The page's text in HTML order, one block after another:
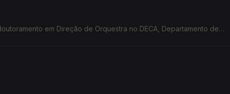
em Direção de Orquestra no DECA, Departamento de